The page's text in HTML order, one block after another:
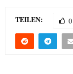
TEILEN: 0